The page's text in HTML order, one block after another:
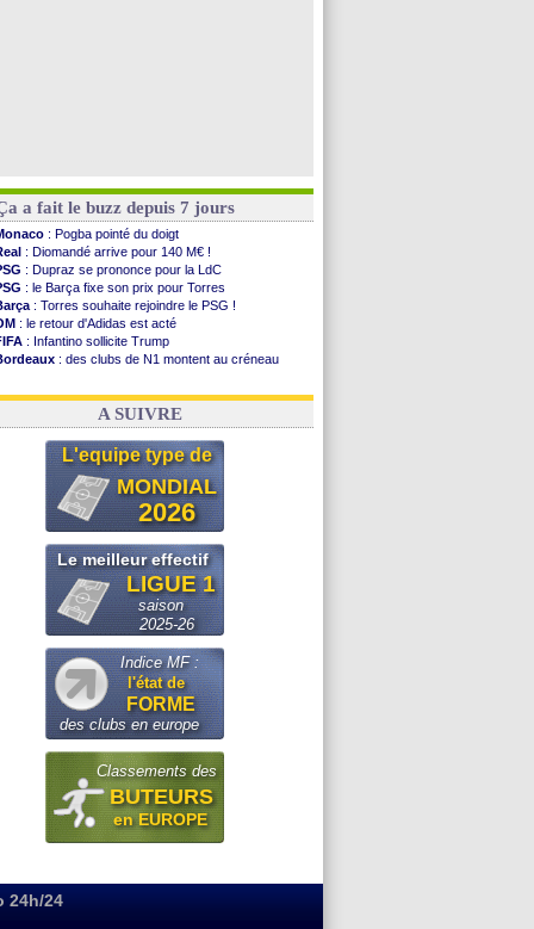
a fait le buzz depuis 7 jours
: Pogba pointé du doigt
: Diomandé arrive pour 140 M€ !
: Dupraz se prononce pour la LdC
: le Barça fixe son prix pour Torres
: Torres souhaite rejoindre le PSG !
: le retour d'Adidas est acté
: Infantino sollicite Trump
: des clubs de N1 montent au créneau
: le démenti de Leipzig pour Diomandé
A SUIVRE
L'equipe type de
MONDIAL
2026
Le meilleur effectif
LIGUE 1
saison
2025-26
Indice MF :
l'état de
FORME
des clubs en europe
Classements des
BUTEURS
en EUROPE
24h/24